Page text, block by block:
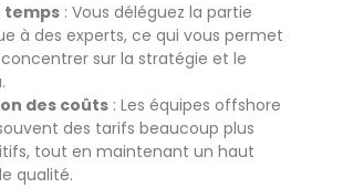
temps : Vous déléguez la partie
à des experts, ce qui vous permet
sur la stratégie et le
des coûts : Les équipes offshore
des tarifs beaucoup plus
tout en maintenant un haut
qualité.